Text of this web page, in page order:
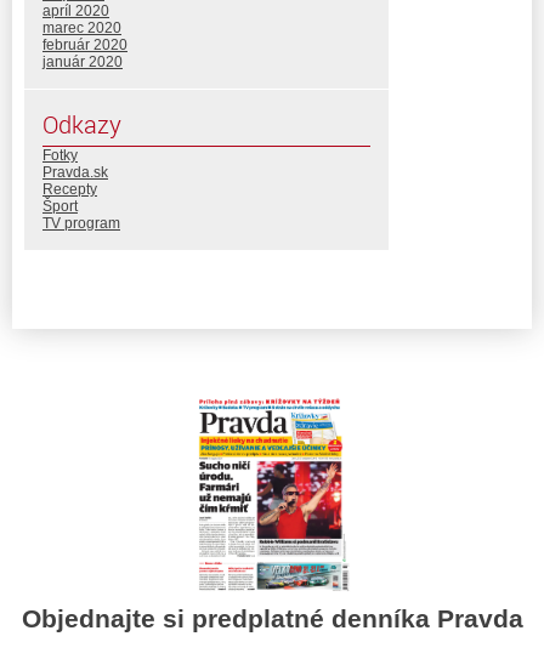
apríl 2020
marec 2020
február 2020
január 2020
Odkazy
Fotky
Pravda.sk
Recepty
Šport
TV program
Objednajte si predplatné denníka Pravda